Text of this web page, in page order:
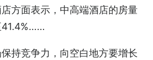
方面表示，中高端酒店的房量
41.4%……
持竞争力，向空白地方要增长